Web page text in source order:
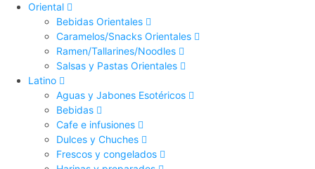
Oriental
Bebidas Orientales
Caramelos/Snacks Orientales
Ramen/Tallarines/Noodles
Salsas y Pastas Orientales
Latino
Aguas y Jabones Esotéricos
Bebidas
Cafe e infusiones
Dulces y Chuches
Frescos y congelados